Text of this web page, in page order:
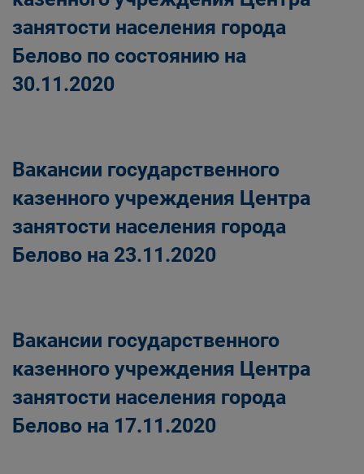
занятости населения города
Белово по состоянию на
30.11.2020
Вакансии государственного
казенного учреждения Центра
занятости населения города
Белово на 23.11.2020
Вакансии государственного
казенного учреждения Центра
занятости населения города
Белово на 17.11.2020